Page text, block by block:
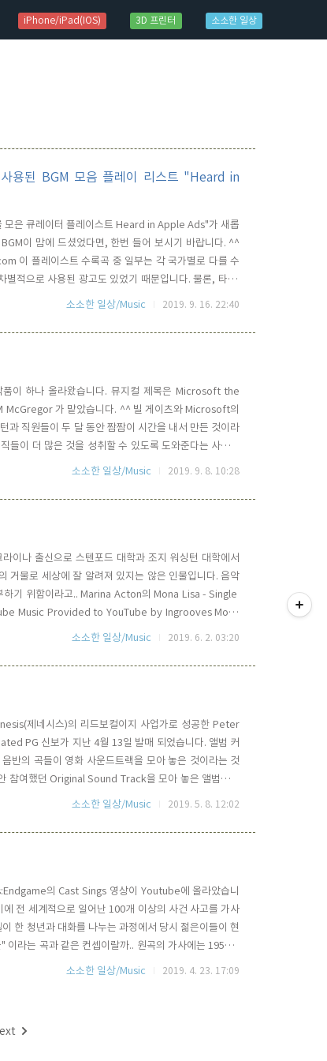
iPhone/iPad(IOS) 3D 프린터 소소한 일상
용된 BGM 모음 플레이 리스트 "Heard in
은 큐레이터 플레이스트 Heard in Apple Ads"가 새롭
이 맘에 드셨었다면, 한번 들어 보시기 바랍니다. ^^
이 플레이스트 수록곡 중 일부는 각 국가별로 다를 수
적으로 사용된 광고도 있었기 때문입니다. 물론, 타 국
리스트는 국내 광고에 사용된 음악들로 구성되어 있습
소소한 일상/Music 2019. 9. 16. 22:40
이 하나 올라왔습니다. 뮤지컬 제목은 Microsoft the
McGregor 가 맡았습니다. ^^ 빌 게이츠와 Microsoft의
과 직원들이 두 달 동안 짬짬이 시간을 내서 만든 것이라
이 더 많은 것을 성취할 수 있도록 도와준다는 사명을
지니어들이 기획하고 만든 영상이 아니기 때문에, 뮤지
소소한 일상/Music 2019. 9. 8. 10:28
이나 출신으로 스텐포드 대학과 조지 워싱턴 대학에서
거물로 세상에 잘 알려져 있지는 않은 인물입니다. 음악
기 위함이라고.. ‎Marina Acton의 Mona Lisa - Single
Music Provided to YouTube by Ingrooves Mona
Released on: 2019-05-23 Writer: Marin..
소소한 일상/Music 2019. 6. 2. 03:20
제네시스)의 리드보컬이지 사업가로 성공한 Peter
PG 신보가 지난 4월 13일 발매 되었습니다. 앨범 커
반의 곡들이 영화 사운드트랙을 모아 놓은 것이라는 것
여했던 Original Sound Track을 모아 놓은 앨범입니
와 같습니다. Track 1. That'll Do - Featuring : Paddy
소소한 일상/Music 2019. 5. 8. 12:02
의 Cast Sings 영상이 Youtube에 올라았습니
전 세계적으로 일어난 100개 이상의 사건 사고를 가사
한 청년과 대화를 나누는 과정에서 당시 젊은이들이 현
라는 곡과 같은 컨셉이랄까.. 원곡의 가사에는 1950년
소소한 일상/Music 2019. 4. 23. 17:09
티스토리툴바